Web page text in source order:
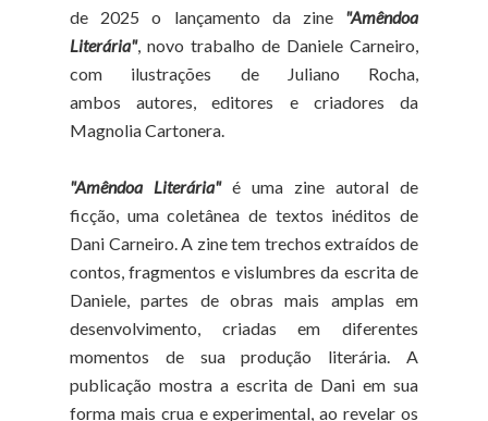
de 2025 o lançamento da zine "Amêndoa
Literária", novo trabalho de Daniele Carneiro,
com ilustrações de Juliano Rocha,
ambos autores, editores e criadores da
Magnolia Cartonera.
"Amêndoa Literária"é uma zine autoral de
ficção, uma coletânea de textos inéditos de
Dani Carneiro. A zine tem trechos extraídos de
contos, fragmentos e vislumbres da escrita de
Daniele, partes de obras mais amplas em
desenvolvimento, criadas em diferentes
momentos de sua produção literária. A
publicação mostra a escrita de Dani em sua
forma mais crua e experimental, ao revelar os